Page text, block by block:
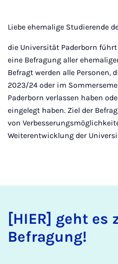
Liebe ehemalige Studierende
die Universität Paderborn
eine Befragung aller
Befragt werden alle Personen,
2023/24 oder im
Paderborn verlassen haben
eingelegt haben. Ziel der
von
Weiterentwicklung der
[HIER] geht es
Befragung!